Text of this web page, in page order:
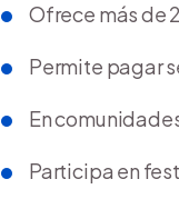
Ofrece más de
Permite pagar
En
Participa en